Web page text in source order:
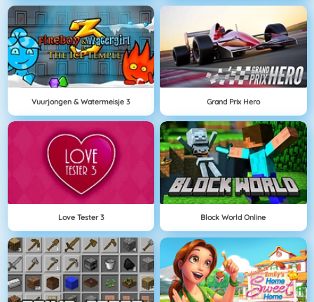
Vuurjongen & Watermeisje 3 Grand Prix Hero
Love Tester 3 Block World Online